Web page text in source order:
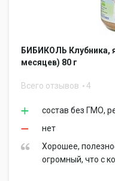
БИБИКОЛЬ Клубника,
месяцев) 80 г
Всего отзывов 4
состав без ГМО,
нет
Хорошее,
огромный, что с